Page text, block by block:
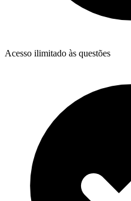
Acesso ilimitado às questões